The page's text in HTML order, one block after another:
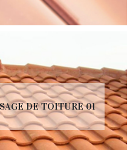
DE TOITURE 01